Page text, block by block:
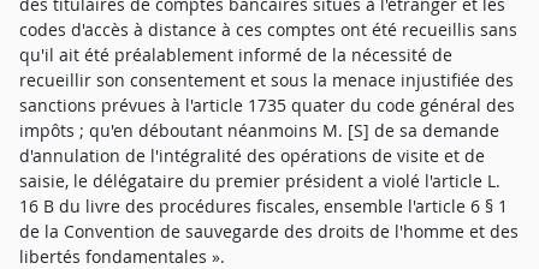
codes d'accès à distance à ces comptes ont été recueillis sans
qu'il ait été préalablement informé de la nécessité de
recueillir son consentement et sous la menace injustifiée des
sanctions prévues à l'article 1735 quater du code général des
impôts ; qu'en déboutant néanmoins M. [S] de sa demande
d'annulation de l'intégralité des opérations de visite et de
saisie, le délégataire du premier président a violé l'article L.
16 B du livre des procédures fiscales, ensemble l'article 6 § 1
de la Convention de sauvegarde des droits de l'homme et des
libertés fondamentales ».